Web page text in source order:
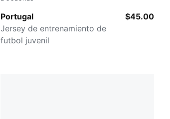
Portugal
Club Red-Silver Mist
Jersey de entrenamiento de
futbol juvenil
$45.00